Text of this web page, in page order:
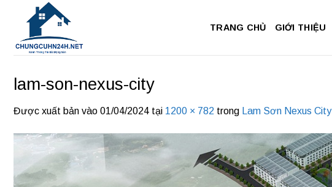
dung
TRANG CHỦ GIỚI THIỆU
lam-son-nexus-city
Được xuất bản vào 01/04/2024 tại 1200 × 782 trong Lam Sơn Nexus City